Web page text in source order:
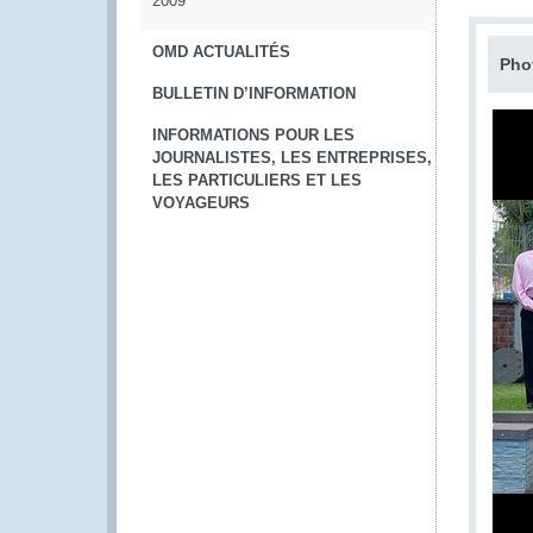
OMD ACTUALITÉS
BULLETIN D’INFORMATION
INFORMATIONS POUR LES
JOURNALISTES, LES ENTREPRISES,
LES PARTICULIERS ET LES
VOYAGEURS